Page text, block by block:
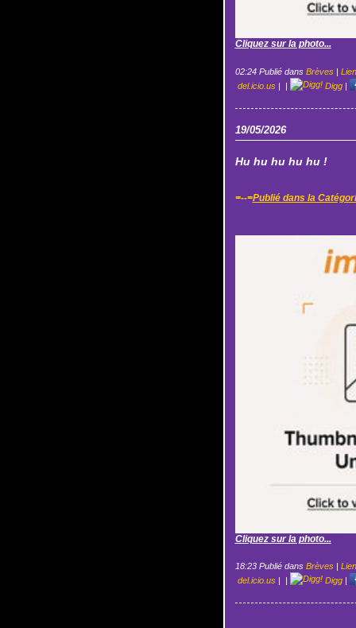
Cliquez sur la photo...
02:24 Publié dans Brèves |
del.icio.us | | Digg|
19/05/2026
Hu hu hu hu hu !
=--=Publié dans la
Cliquez sur la photo...
18:23 Publié dans Brèves |
del.icio.us | | Digg|